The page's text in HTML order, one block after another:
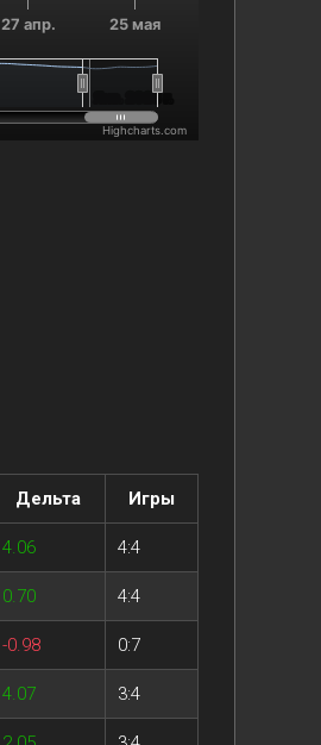
27 апр. 25 мая
Янв. 2026 г.
Янв. 2026 г.
Highcharts.com
Дельта Игры
4.06 4:4
0.70 4:4
-0.98 0:7
4.07 3:4